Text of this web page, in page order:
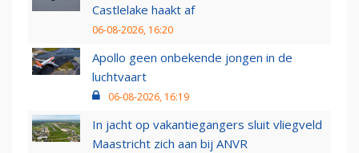
Castlelake haakt af
06-08-2026, 16:20
Apollo geen onbekende jongen in de
luchtvaart
06-08-2026, 16:19
In jacht op vakantiegangers sluit vliegveld
Maastricht zich aan bij ANVR